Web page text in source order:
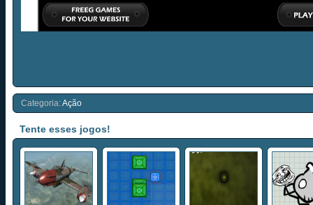
Categoria:Ação
Tente esses jogos!